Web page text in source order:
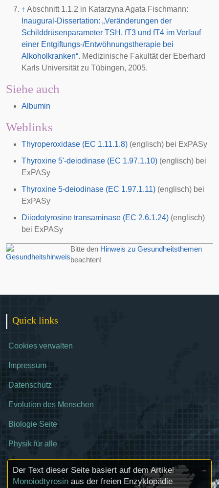
↑ Abschnitt 1.1.2 in Katarzyna Agata Fischmann:
Inaugural-Dissertation: „Veränderungen der
Schilddrüsenparameter TSH, fT3 und fT4 im Verlauf
einer Entgiftungs-/Entwöhnungstherapie bei
Alkoholkranken“. Medizinische Fakultät der Eberhard
Karls Universität zu Tübingen, 2005.
Siehe auch
Albumin
Weblinks
Thyroperoxidase (EC 1.11.1.8) (englisch) bei ExPASy
Thyroxine 5'-deiodinase (EC 1.97.1.10) (englisch) bei
ExPASy
Thyroxine 5-deiodinase (EC 1.97.1.11) (englisch) bei
ExPASy
Diiodotyrosine transaminase (EC 2.6.1.24) (englisch)
bei ExPASy
Bitte den Hinweis zu Gesundheitsthemen
beachten!
Quick links
Cookies verwalten
Impressum
Datenschutz
Evolution des Menschen
Biologie Seite
Physik für alle
Der Text dieser Seite basiert auf dem Artikel
Monoiodtyrosin aus der freien Enzyklopädie